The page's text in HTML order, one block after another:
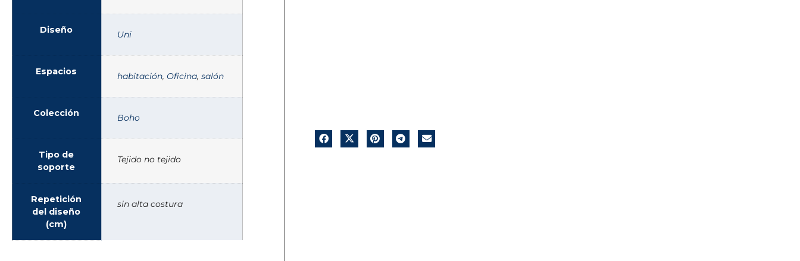
Diseño Uni
Espacios habitación, Oficina, salón
Colección Boho
Tipo de
soporte
Tejido no tejido
Repetición
del diseño
(cm)
sin alta costura